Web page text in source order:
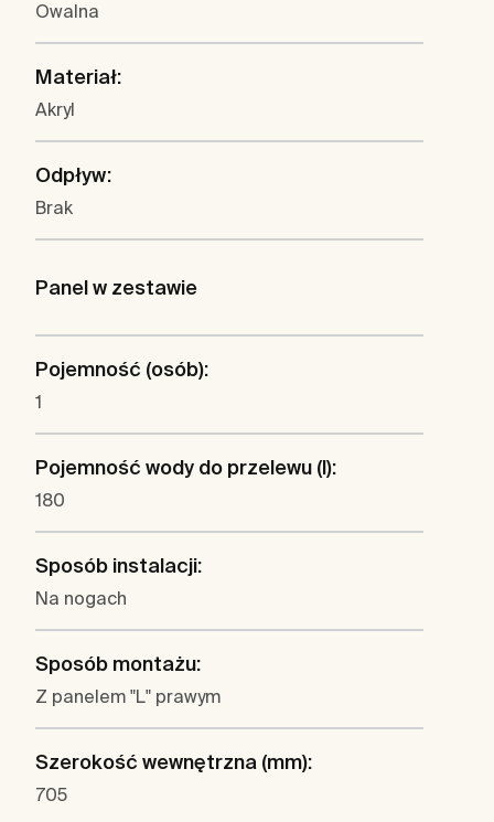
Owalna
Materiał:
Akryl
Odpływ:
Brak
Panel w zestawie
Pojemność (osób):
1
Pojemność wody do przelewu (l):
180
Sposób instalacji:
Na nogach
Sposób montażu:
Z panelem "L" prawym
Szerokość wewnętrzna (mm):
705